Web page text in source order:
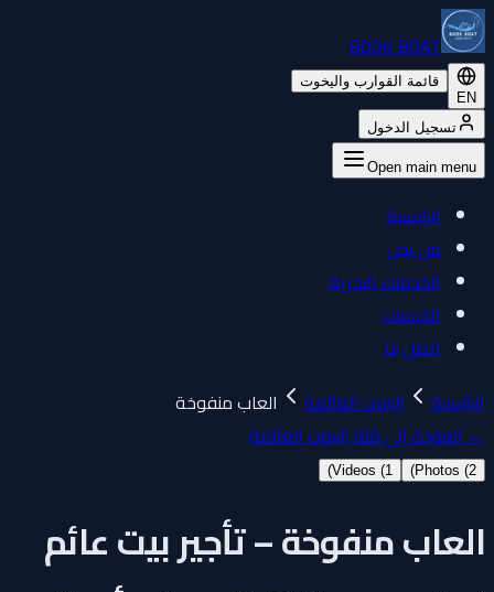
BOOK BOAT
EN
قائمة القوارب واليخوت
تسجيل الدخول
Open main menu
الرئيسية
من نحن
الخدمات البحرية
الخدمات
اتصل بنا
الرئيسية
البيوت العائمة
العاب منفوخة
←العودة إلى فئة البيوت العائمة
Photos (
)
Videos (
)
العاب منفوخة – تأجير بيت عائم